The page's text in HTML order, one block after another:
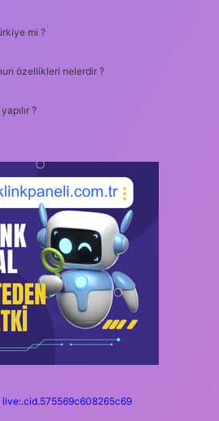
mi ?
özellikleri nelerdir ?
?
live:.cid.575569c608265c69